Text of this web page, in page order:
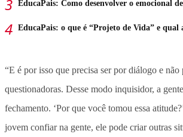
EducaPais: Como desenvolver o emocional
EducaPais: o que é “Projeto de Vida” e
“E é por isso que precisa ser por diálogo e não
questionadoras. Desse modo inquisidor, a
fechamento. ‘Por que você tomou essa
jovem confiar na gente, ele pode criar outras